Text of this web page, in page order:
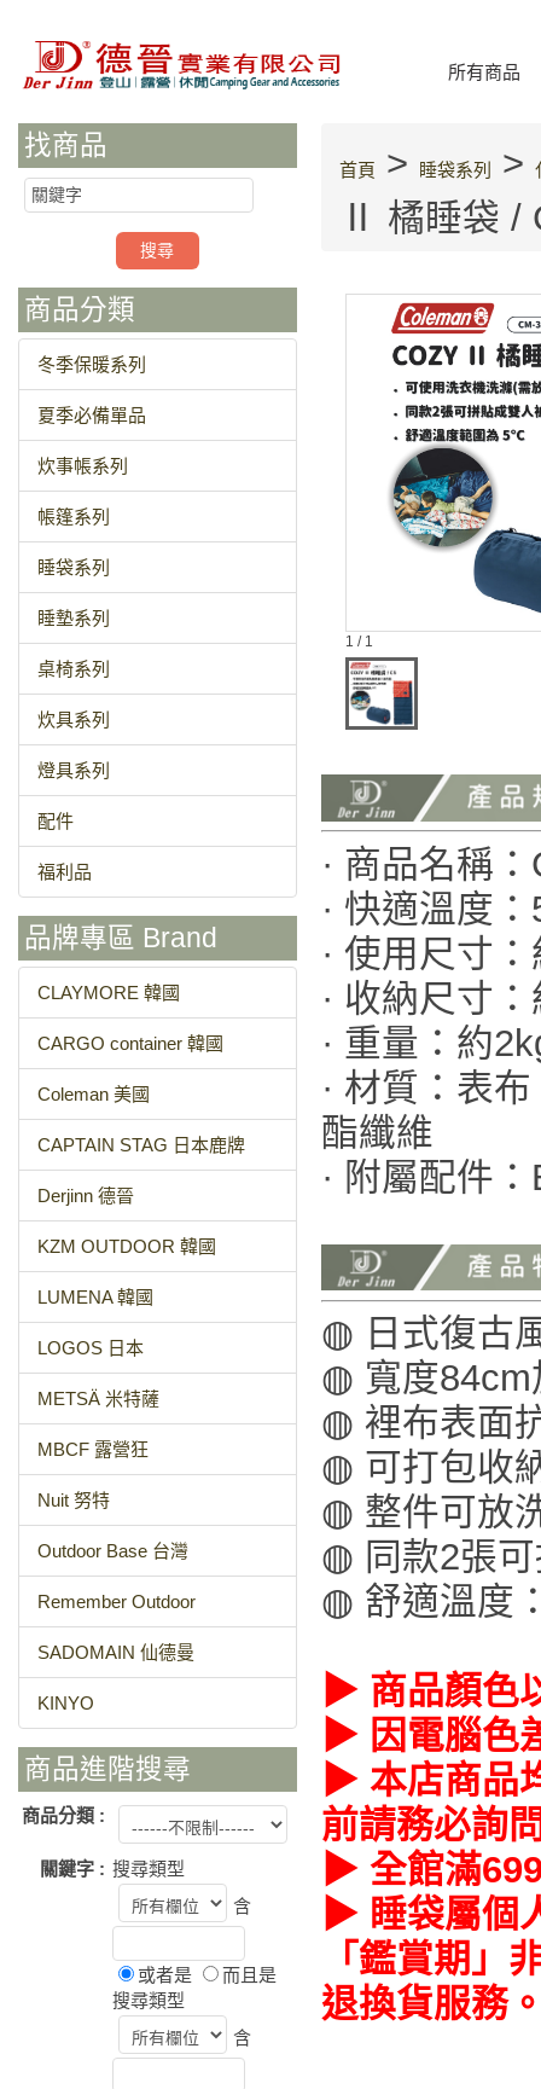
所有商品
找商品
商品分類
冬季保暖系列
夏季必備單品
炊事帳系列
帳篷系列
睡袋系列
睡墊系列
桌椅系列
炊具系列
燈具系列
配件
福利品
品牌專區 Brand
CLAYMORE 韓國
CARGO container 韓國
Coleman 美國
CAPTAIN STAG 日本鹿牌
Derjinn 德晉
KZM OUTDOOR 韓國
LUMENA 韓國
LOGOS 日本
METSÄ 米特薩
MBCF 露營狂
Nuit 努特
Outdoor Base 台灣
Remember Outdoor
SADOMAIN 仙德曼
KINYO
商品進階搜尋
商品分類 :
關鍵字 : 搜尋類型
含
或者是
而且是
搜尋類型
含
首頁 > 睡袋系列 >
Ⅱ 橘睡袋 /
1 / 1
· 商品名稱
· 快適溫度
· 使用尺寸
· 收納尺寸
· 重量：約
· 材質：表
酯纖維
· 附屬配件
◍ 日式復古
◍ 寬度84cm
◍ 裡布表面
◍ 可打包收
◍ 整件可放
◍ 同款2張可
◍ 舒適溫度
▶ 商品顏色
▶ 因電腦色
▶ 本店商品
前請務必詢
▶ 全館滿
▶ 睡袋屬個
「鑑賞期」
退換貨服務